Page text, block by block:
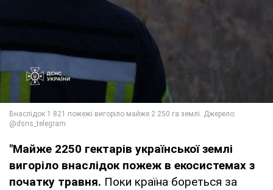
"Майже 2250 гектарів української землі
вигоріло внаслідок пожеж в екосистемах з
початку травня. Поки країна бореться за